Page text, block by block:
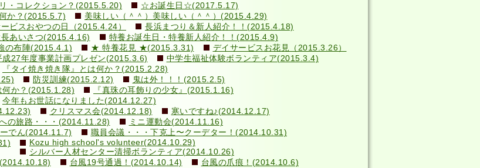
・コレクション？(2015.5.20)
☆お誕生日☆(2017.5.17)
か？(2015.5.7)
美味しい（＾＾）美味しい（＾＾）(2015.4.29)
ビスおやつの日（2015.4.24）
長浜まつり＆新人紹介！！(2015.4.18)
長あいさつ(2015.4.16)
特養お誕生日・特養新人紹介！！(2015.4.9)
の布陣(2015.4.1) ★ 特養花見 ★(2015.3.31)
デイサービスお花見（2015.3.26）
成27年度事業計画プレゼン(2015.3.6)
中学生福祉体験ボランティア(2015.3.4)
『タイ焼き焼き隊』とは何か？(2015.2.28)
防災訓練(2015.2.12)
鬼は外！！！(2015.2.5)
何か？(2015.1.28)
『真珠の耳飾りの少女』(2015.1.16)
今年もお世話になりました(2014.12.27)
クリスマス会(2014.12.18)
寒いですね♪(2014.12.17)
の旅路・・・(2014.11.28)
ミニ運動会(2014.11.16)
でん(2014.11.7)
職員会議・・・下克上〜クーデター！(2014.10.31)
Kozu high school's volunteer(2014.10.29)
シルバー人材センター清掃ボランティア(2014.10.26)
台風19号通過！(2014.10.14)
台風の爪痕！(2014.10.6)